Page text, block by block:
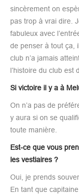
sincèrement on
pas trop à vrai dire.
fabuleux avec
de penser à tout ça,
club n’a jamais
l’histoire du club est
Si victoire il y a à
On n’a pas de
y aura si on se
toute manière.
Est-ce que vous
les vestiaires ?
Oui, je prends
En tant que